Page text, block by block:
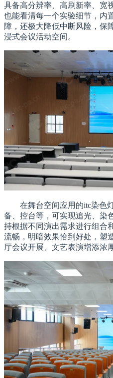
具备高分辨率、高刷新率、宽
也能看清每一个实验细节，内
障，还极大降低中断风险，保
浸式会议活动空间。
在舞台空间应用的itc染色
备、控台等，可实现追光、染
持根据不同演出需求进行组合
流畅，明暗效果恰到好处，塑
厅会议开展、文艺表演增添浓